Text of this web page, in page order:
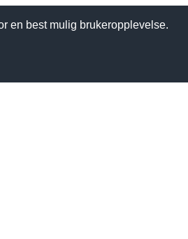
en best mulig brukeropplevelse.